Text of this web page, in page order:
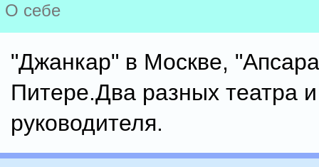
О себе
"Джанкар" в Москве,
Питере.Два разных театра и
руководителя.